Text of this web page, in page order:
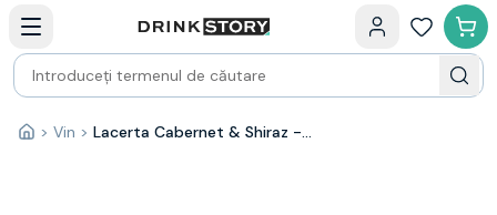
Bauturi fine — selectie
Produse Noi
Cosuri cadou
Pachete & Cadouri
VinAcasă
> Vin > Lacerta Cabernet & Shiraz - Vin rosu sec 0.75l